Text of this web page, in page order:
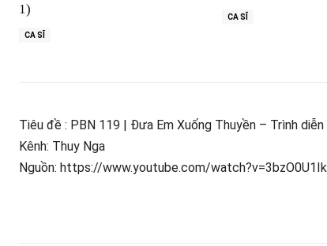
1)
CA SĨ
CA SĨ
Tiêu đề : PBN 119 | Đưa Em Xuống Thuyền – Trình
Kênh: Thuy Nga
Nguồn: https://www.youtube.com/